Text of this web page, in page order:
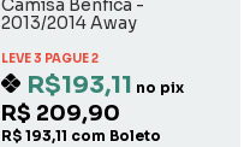
Camisa Benfica -
2013/2014 Away
LEVE 3 PAGUE 2
R$193,11 no pix
R$ 209,90
R$ 193,11 com Boleto